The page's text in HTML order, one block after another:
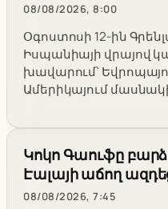
08/08/2026, 8:00
Օգոստոսի 12-ին
Իսպանիայի վրայով
խավարում՝
Ամերիկայում
Կոկո Գաուֆը
Էալայի աճող
08/08/2026, 7:45